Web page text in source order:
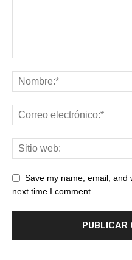
Save my name, email, and
next time I comment.